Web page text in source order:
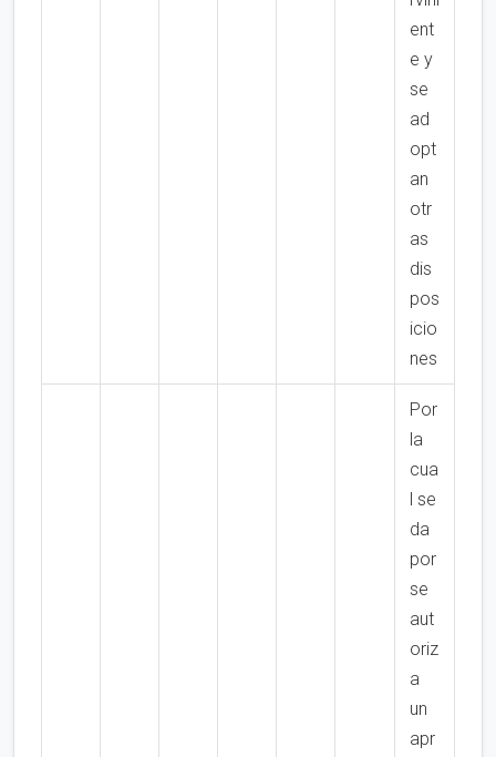
ent
e y
se
ad
opt
an
otr
as
dis
pos
icio
nes
Por
la
cua
l se
da
por
se
aut
oriz
a
un
apr